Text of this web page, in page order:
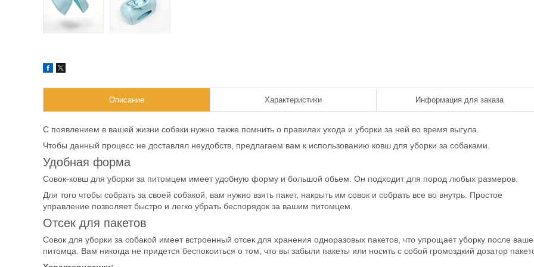
Описание Характеристики Информация для заказа
С появлением в вашей жизни собаки нужно также помнить о правилах ухода и уборки за ней во время выгула.
Чтобы данный процесс не доставлял неудобств, предлагаем вам к использованию ковш для уборки за собаками.
Удобная форма
Совок-ковш для уборки за питомцем имеет удобную форму и большой обьем. Он подходит для пород любых размеров.
Для того чтобы собрать за своей собакой, вам нужно взять пакет, накрыть им совок и собрать все во внутрь. Простое
управление позволяет быстро и легко убрать беспорядок за вашим питомцем.
Отсек для пакетов
Совок для уборки за собакой имеет встроенный отсек для хранения одноразовых пакетов, что упрощает уборку после
питомца. Вам никогда не придется беспокоиться о том, что вы забыли пакеты или носить с собой громоздкий дозатор